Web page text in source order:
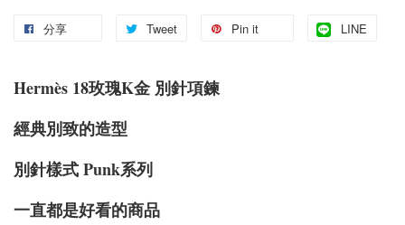
分享 Tweet Pin it LINE
Hermès 18玫瑰K金 別針項鍊
經典別致的造型
別針樣式 Punk系列
一直都是好看的商品